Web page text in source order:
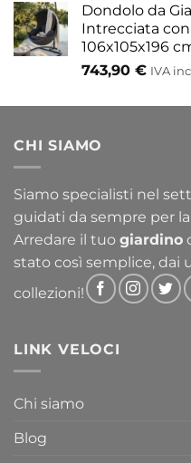
Dondolo da
Intrecciata
106x105x196
743,90 € IVA
CHI SIAMO
Siamo specialisti nel
guidati da sempre per
Arredare il tuo giardino
stato così semplice, dai
collezioni!
LINK VELOCI
Chi siamo
Blog